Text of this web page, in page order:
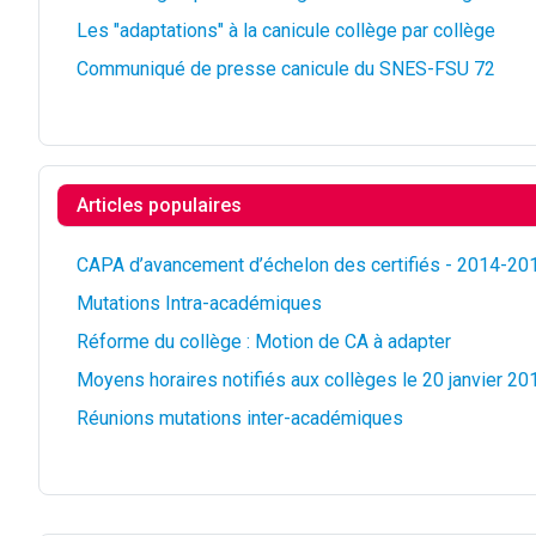
Les "adaptations" à la canicule collège par collège
Communiqué de presse canicule du SNES-FSU 72
Articles populaires
CAPA d’avancement d’échelon des certifiés - 2014-
Mutations Intra-académiques
Réforme du collège : Motion de CA à adapter
Moyens horaires notifiés aux collèges le 20 janvier
Réunions mutations inter-académiques